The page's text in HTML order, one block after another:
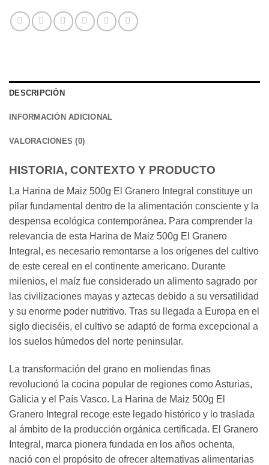
DESCRIPCIÓN
INFORMACIÓN ADICIONAL
VALORACIONES (0)
HISTORIA, CONTEXTO Y PRODUCTO
La Harina de Maiz 500g El Granero Integral constituye un
pilar fundamental dentro de la alimentación consciente y la
despensa ecológica contemporánea. Para comprender la
relevancia de esta Harina de Maiz 500g El Granero
Integral, es necesario remontarse a los orígenes del cultivo
de este cereal en el continente americano. Durante
milenios, el maíz fue considerado un alimento sagrado por
las civilizaciones mayas y aztecas debido a su versatilidad
y su enorme poder nutritivo. Tras su llegada a Europa en el
siglo dieciséis, el cultivo se adaptó de forma excepcional a
los suelos húmedos del norte peninsular.
La transformación del grano en moliendas finas
revolucionó la cocina popular de regiones como Asturias,
Galicia y el País Vasco. La Harina de Maiz 500g El
Granero Integral recoge este legado histórico y lo traslada
al ámbito de la producción orgánica certificada. El Granero
Integral, marca pionera fundada en los años ochenta,
nació con el propósito de ofrecer alternativas alimentarias